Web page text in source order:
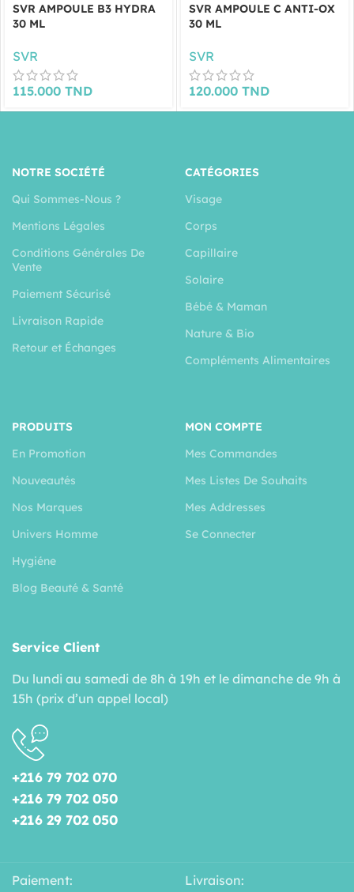
SVR AMPOULE B3 HYDRA
30 ML
SVR
115.000 TND
SVR AMPOULE C ANTI-OX
30 ML
SVR
120.000 TND
NOTRE SOCIÉTÉ
Qui Sommes-Nous ?
Mentions Légales
Conditions Générales De
Vente
Paiement Sécurisé
Livraison Rapide
Retour et Échanges
CATÉGORIES
Visage
Corps
Capillaire
Solaire
Bébé & Maman
Nature & Bio
Compléments Alimentaires
PRODUITS
En Promotion
Nouveautés
Nos Marques
Univers Homme
Hygiéne
Blog Beauté & Santé
MON COMPTE
Mes Commandes
Mes Listes De Souhaits
Mes Addresses
Se Connecter
Service Client
Du lundi au samedi de 8h à 19h et le dimanche de 9h à
15h (prix d’un appel local)
+216 79 702 070
+216 79 702 050
+216 29 702 050
Paiement: Livraison: